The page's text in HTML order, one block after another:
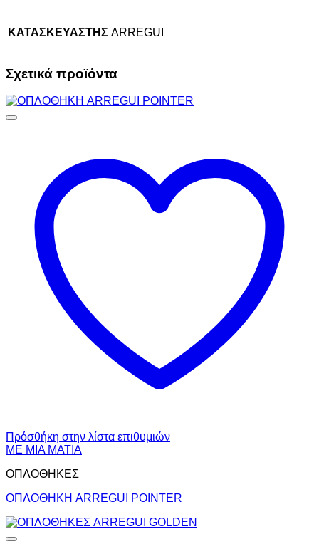
ΚΑΤΑΣΚΕΥΑΣΤΗΣ ARREGUI
Σχετικά προϊόντα
Πρόσθήκη στην λίστα επιθυμιών
ΜΕ ΜΙΑ ΜΑΤΙΑ
ΟΠΛΟΘΗΚΕΣ
ΟΠΛΟΘΗΚΗ ARREGUI POINTER